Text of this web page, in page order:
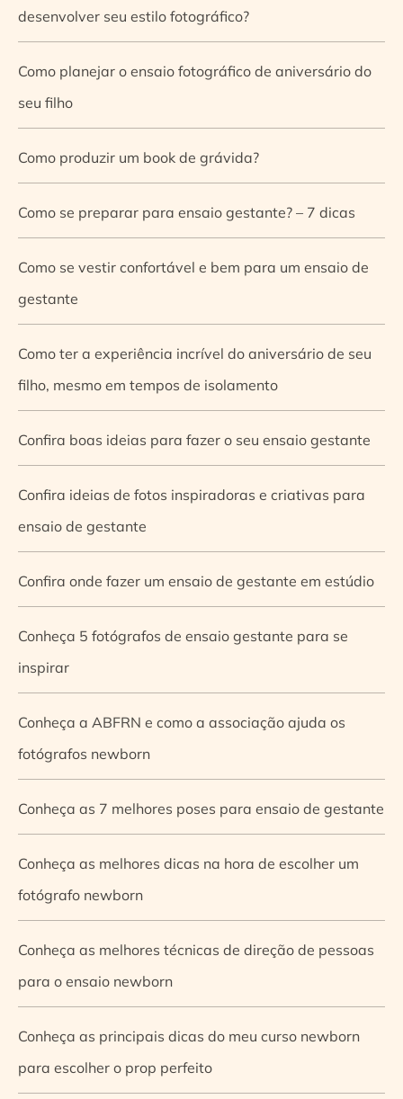
desenvolver seu estilo fotográfico?
Como planejar o ensaio fotográfico de aniversário do
seu filho
Como produzir um book de grávida?
Como se preparar para ensaio gestante? – 7 dicas
Como se vestir confortável e bem para um ensaio de
gestante
Como ter a experiência incrível do aniversário de seu
filho, mesmo em tempos de isolamento
Confira boas ideias para fazer o seu ensaio gestante
Confira ideias de fotos inspiradoras e criativas para
ensaio de gestante
Confira onde fazer um ensaio de gestante em estúdio
Conheça 5 fotógrafos de ensaio gestante para se
inspirar
Conheça a ABFRN e como a associação ajuda os
fotógrafos newborn
Conheça as 7 melhores poses para ensaio de gestante
Conheça as melhores dicas na hora de escolher um
fotógrafo newborn
Conheça as melhores técnicas de direção de pessoas
para o ensaio newborn
Conheça as principais dicas do meu curso newborn
para escolher o prop perfeito